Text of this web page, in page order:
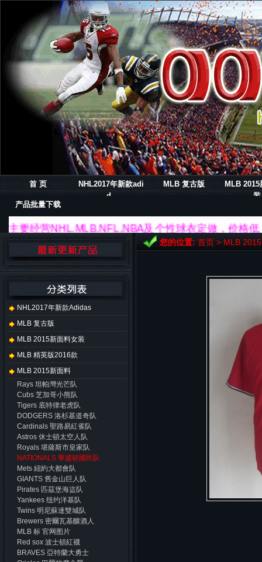
首 页
NHL2017年新款adi
d..
MLB 复古版
MLB 2015
装
产品批量下载
主要经营NHL.MLB.NFL.NBA及个性球衣定做，价格
您的位置: 首页 > MLB
NHL2017年新款adidas
MLB 复古版
MLB 2015新面料女装
MLB 精英版2016款
MLB 2015新面料
Rays 坦帕灣光芒队
Cubs 芝加哥小熊队
Tigers 底特律老虎队
DODGERS 洛杉基道奇队
Cardinals 聖路易紅雀队
Astros 休士頓太空人队
Royals 堪薩斯市皇家队
NATIONALS 華盛頓國民队
Mets 紐約大都會队
GIANTS 舊金山巨人队
Pirates 匹茲堡海盜队
Yankees 纽约洋基队
Twins 明尼蘇達雙城队
Brewers 密爾瓦基釀酒人
MLB 标 官网图片
Red sox 波士頓紅襪
BRAVES 亞特蘭大勇士